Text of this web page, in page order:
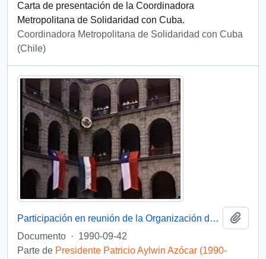
Carta de presentación de la Coordinadora
Metropolitana de Solidaridad con Cuba.
Coordinadora Metropolitana de Solidaridad con Cuba
(Chile)
Participación en reunión de la Organización de las Naciones Unidas. Discurso en México : vídeo
Documento · 1990-09-42
Parte de Presidente Patricio Aylwin Azócar (1990-